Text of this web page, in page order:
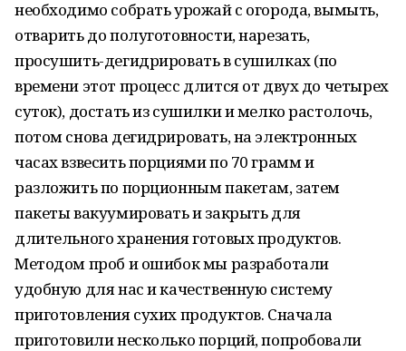
необходимо собрать урожай с огорода, вымыть,
отварить до полуготовности, нарезать,
просушить-дегидрировать в сушилках (по
времени этот процесс длится от двух до четырех
суток), достать из сушилки и мелко растолочь,
потом снова дегидрировать, на электронных
часах взвесить порциями по 70 грамм и
разложить по порционным пакетам, затем
пакеты вакуумировать и закрыть для
длительного хранения готовых продуктов.
Методом проб и ошибок мы разработали
удобную для нас и качественную систему
приготовления сухих продуктов. Сначала
приготовили несколько порций, попробовали